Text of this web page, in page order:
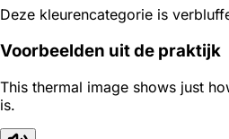
Deze kleurencategorie is
Voorbeelden uit de praktijk
This thermal image shows just
is.